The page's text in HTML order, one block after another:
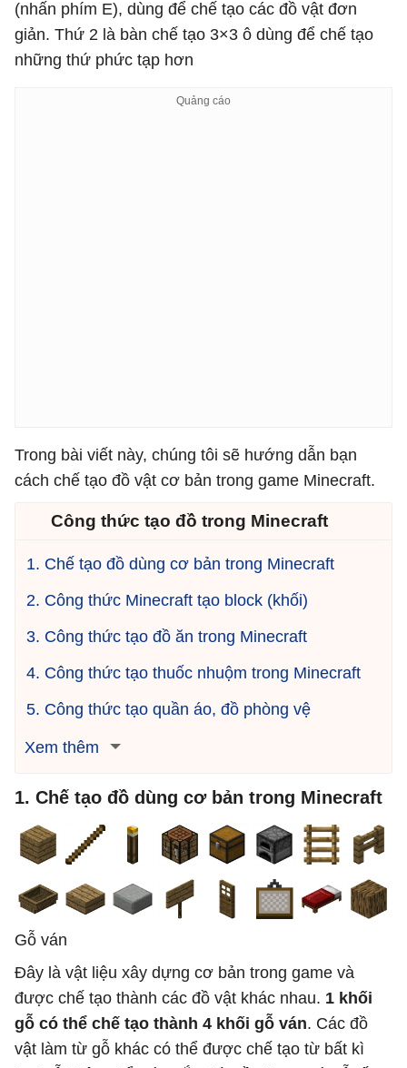
(nhấn phím E), dùng để chế tạo các đồ vật đơn
giản. Thứ 2 là bàn chế tạo 3×3 ô dùng để chế tạo
những thứ phức tạp hơn
Trong bài viết này, chúng tôi sẽ hướng dẫn bạn
cách chế tạo đồ vật cơ bản trong game Minecraft.
Công thức tạo đồ trong Minecraft
1. Chế tạo đồ dùng cơ bản trong Minecraft
2. Công thức Minecraft tạo block (khối)
3. Công thức tạo đồ ăn trong Minecraft
4. Công thức tạo thuốc nhuộm trong Minecraft
5. Công thức tạo quần áo, đồ phòng vệ
Xem thêm
1. Chế tạo đồ dùng cơ bản trong Minecraft
Gỗ ván
Đây là vật liệu xây dựng cơ bản trong game và
được chế tạo thành các đồ vật khác nhau. 1 khối
gỗ có thể chế tạo thành 4 khối gỗ ván. Các đồ
vật làm từ gỗ khác có thể được chế tạo từ bất kì